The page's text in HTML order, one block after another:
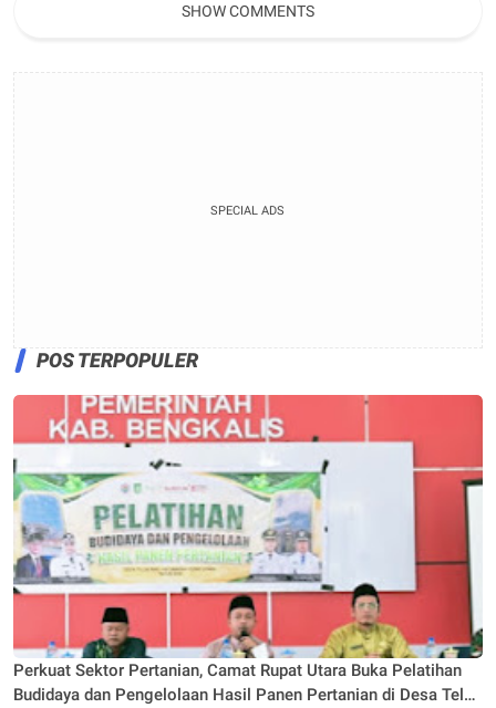
SHOW COMMENTS
SPECIAL ADS
POS TERPOPULER
Perkuat Sektor Pertanian, Camat Rupat Utara Buka Pelatihan
Budidaya dan Pengelolaan Hasil Panen Pertanian di Desa Teluk